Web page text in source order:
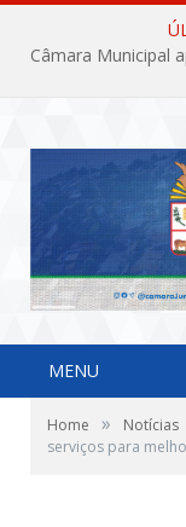
MENU
Home » Notícias
serviços para